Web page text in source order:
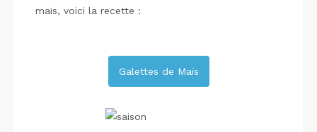
maïs, voici la recette :
Galettes de Maïs